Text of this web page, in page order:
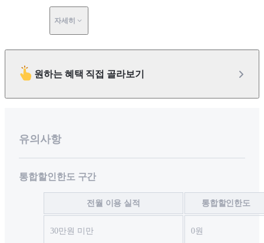
자세히
원하는 혜택 직접 골라보기
유의사항
통합할인한도 구간
전월 이용 실적 통합할인한도
30만원 미만 0원